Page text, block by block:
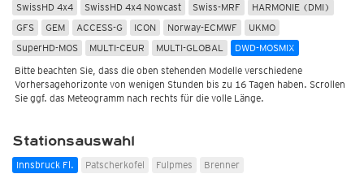
SwissHD 4x4
SwissHD 4x4 Nowcast Swiss-MRF
HARMONIE (DMI)
GFS
GEM ACCESS-G ICON Norway-ECMWF
UKMO
SuperHD-MOS
MULTI-CEUR MULTI-GLOBAL DWD-MOSMIX
Bitte beachten Sie, dass die oben stehenden Modelle verschiedene
Vorhersagehorizonte von wenigen Stunden bis zu 16 Tagen haben. Scrollen
Sie ggf. das Meteogramm nach rechts für die volle Länge.
Stationsauswahl
Innsbruck Fl. Patscherkofel Fulpmes Brenner